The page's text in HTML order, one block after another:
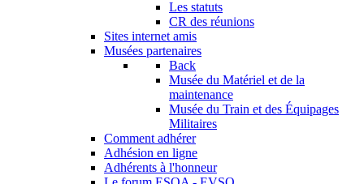
Les statuts
CR des réunions
Sites internet amis
Musées partenaires
Back
Musée du Matériel et de la
maintenance
Musée du Train et des Équipages
Militaires
Comment adhérer
Adhésion en ligne
Adhérents à l'honneur